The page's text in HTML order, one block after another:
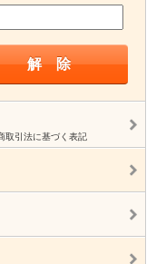
取引法に基づく表記